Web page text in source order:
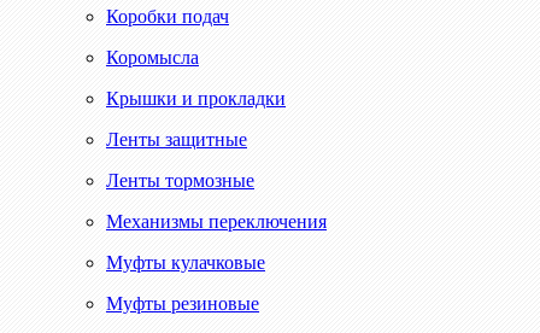
Коробки подач
Коромысла
Крышки и прокладки
Ленты защитные
Ленты тормозные
Механизмы переключения
Муфты кулачковые
Муфты резиновые